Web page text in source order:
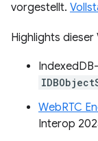
vorgestellt.
Highlights dieser
WebRTC
Interop